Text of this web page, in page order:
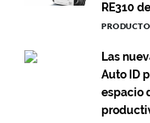
RE310
PRODUCTO
Las
Auto ID
espacio